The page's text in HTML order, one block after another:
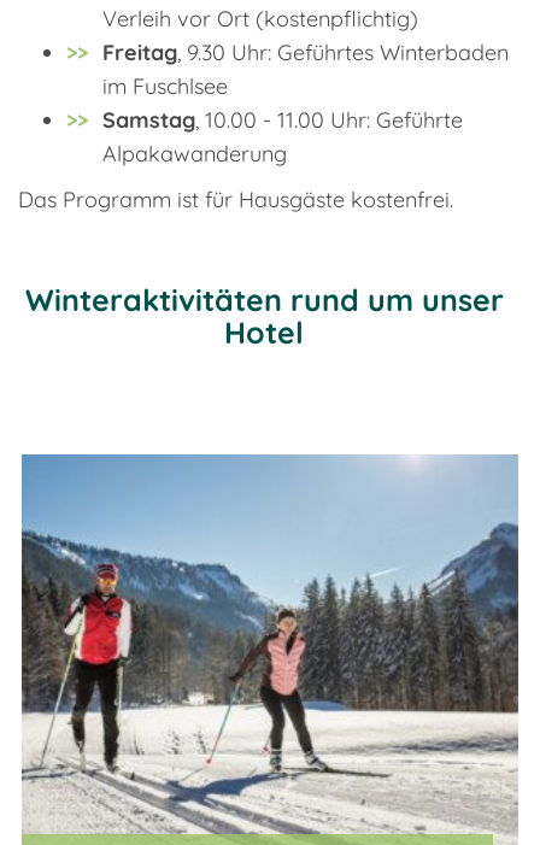
Verleih vor Ort (kostenpflichtig)
Freitag, 9.30 Uhr: Geführtes Winterbaden
im Fuschlsee
Samstag, 10.00 - 11.00 Uhr: Geführte
Alpakawanderung
Das Programm ist für Hausgäste kostenfrei.
Winteraktivitäten rund um unser
Hotel